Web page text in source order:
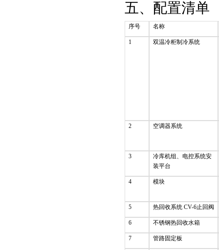
五、配置清单
序号 名称
1 双温冷柜制冷系统
2 空调器系统
3
冷库机组、电控系统安
装平台
4 模块
5 热回收系统 CV-6止回阀
6 不锈钢热回收水箱
7 管路固定板